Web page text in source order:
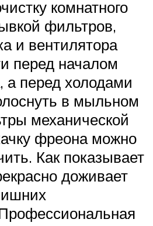
комнатного
фильтров,
и вентилятора
перед началом
а перед холодами
в мыльном
механической
фреона можно
Как показывает
доживает